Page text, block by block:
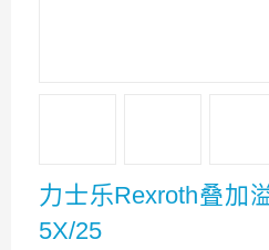
力士乐Rexroth叠加
5X/25